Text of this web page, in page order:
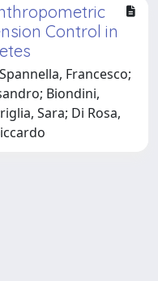
Control in
Francesco;
Biondini,
Sara; Di Rosa,